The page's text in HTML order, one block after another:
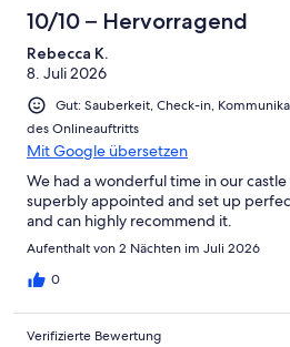
10/10 – Hervorragend
Rebecca K.
8. Juli 2026
Gut: Sauberkeit, Check-in,
des Onlineauftritts
Mit Google übersetzen
We had a wonderful time in our
superbly appointed and set up
and can highly recommend it.
Aufenthalt von 2 Nächten im Juli 2026
0
Verifizierte Bewertung